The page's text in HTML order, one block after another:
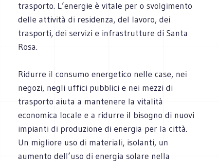
trasporto. L’energie è vitale per o svolgimento
delle attività di residenza, del lavoro, dei
trasporti, dei servizi e infrastrutture di Santa
Rosa.
Ridurre il consumo energetico nelle case, nei
negozi, negli uffici pubblici e nei mezzi di
trasporto aiuta a mantenere la vitalità
economica locale e a ridurre il bisogno di nuovi
impianti di produzione di energia per la città.
Un migliore uso di materiali, isolanti, un
aumento dell’uso di energia solare nella